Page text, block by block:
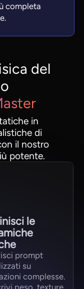
completa
del
in
di
il nostro
potente.
le
prompt
su
complesse.